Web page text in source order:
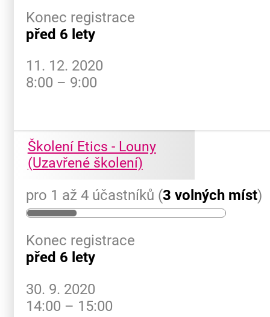
Konec registrace
před 6 lety
11. 12. 2020
8:00 – 9:00
Školení Etics - Louny
(Uzavřené školení)
pro 1 až 4 účastníků (3 volných míst)
Konec registrace
před 6 lety
30. 9. 2020
14:00 – 15:00